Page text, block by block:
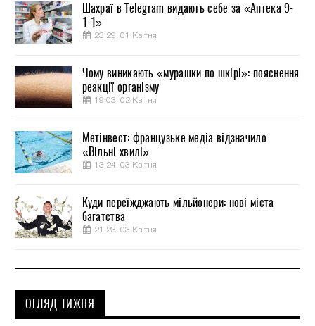
Шахраї в Telegram видають себе за «Аптека 9-
1-1»
23:29, 01 Квітня
Чому виникають «мурашки по шкірі»: пояснення
реакції організму
19:03, 02 Квітня
Метінвест: французьке медіа відзначило
«Вільні хвилі»
13:24, 03 Квітня
Куди переїжджають мільйонери: нові міста
багатства
21:23, 03 Квітня
ОГЛЯД ТИЖНЯ